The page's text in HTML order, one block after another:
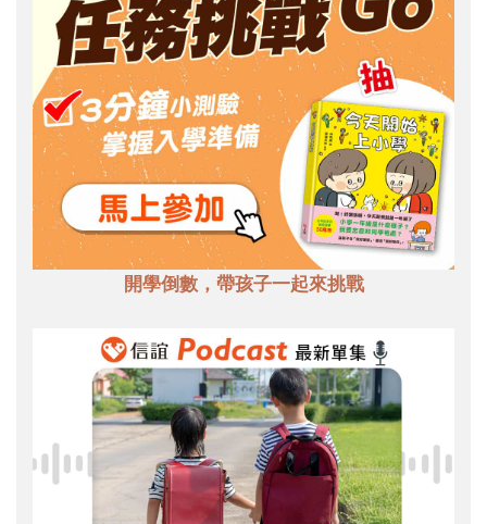
開學倒數，帶孩子一起來挑戰